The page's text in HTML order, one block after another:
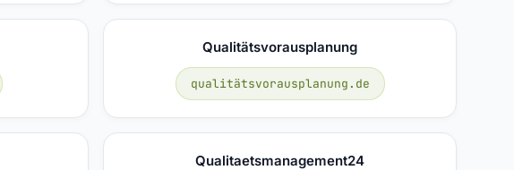
Qualitätsvorausplanung
qualitätsvorausplanung.de
Qualitaetsmanagement24